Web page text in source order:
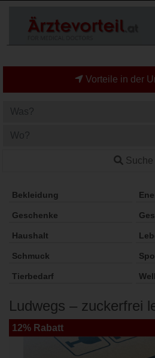
Vorteile in der
Suche
Bekleidung
Geschenke
Haushalt
Schmuck
Tierbedarf
Ludwegs – zuckerfrei
12% Rabatt